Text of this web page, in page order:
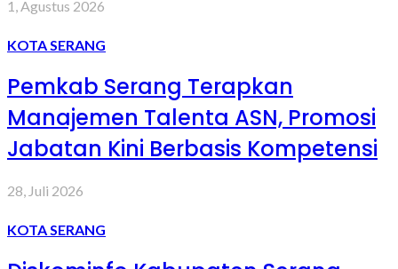
1, Agustus 2026
KOTA SERANG
Pemkab Serang Terapkan
Manajemen Talenta ASN, Promosi
Jabatan Kini Berbasis Kompetensi
28, Juli 2026
KOTA SERANG